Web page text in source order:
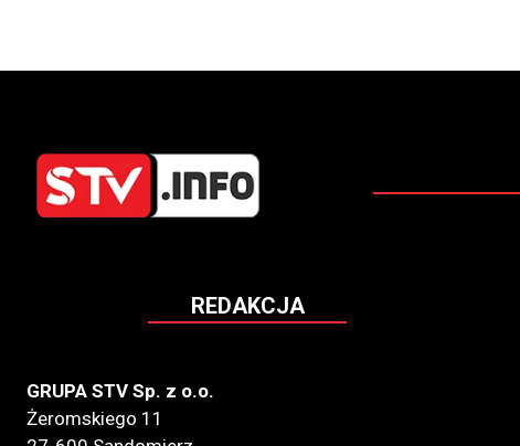
REDAKCJA
GRUPA STV Sp. z o.o.
Żeromskiego 11